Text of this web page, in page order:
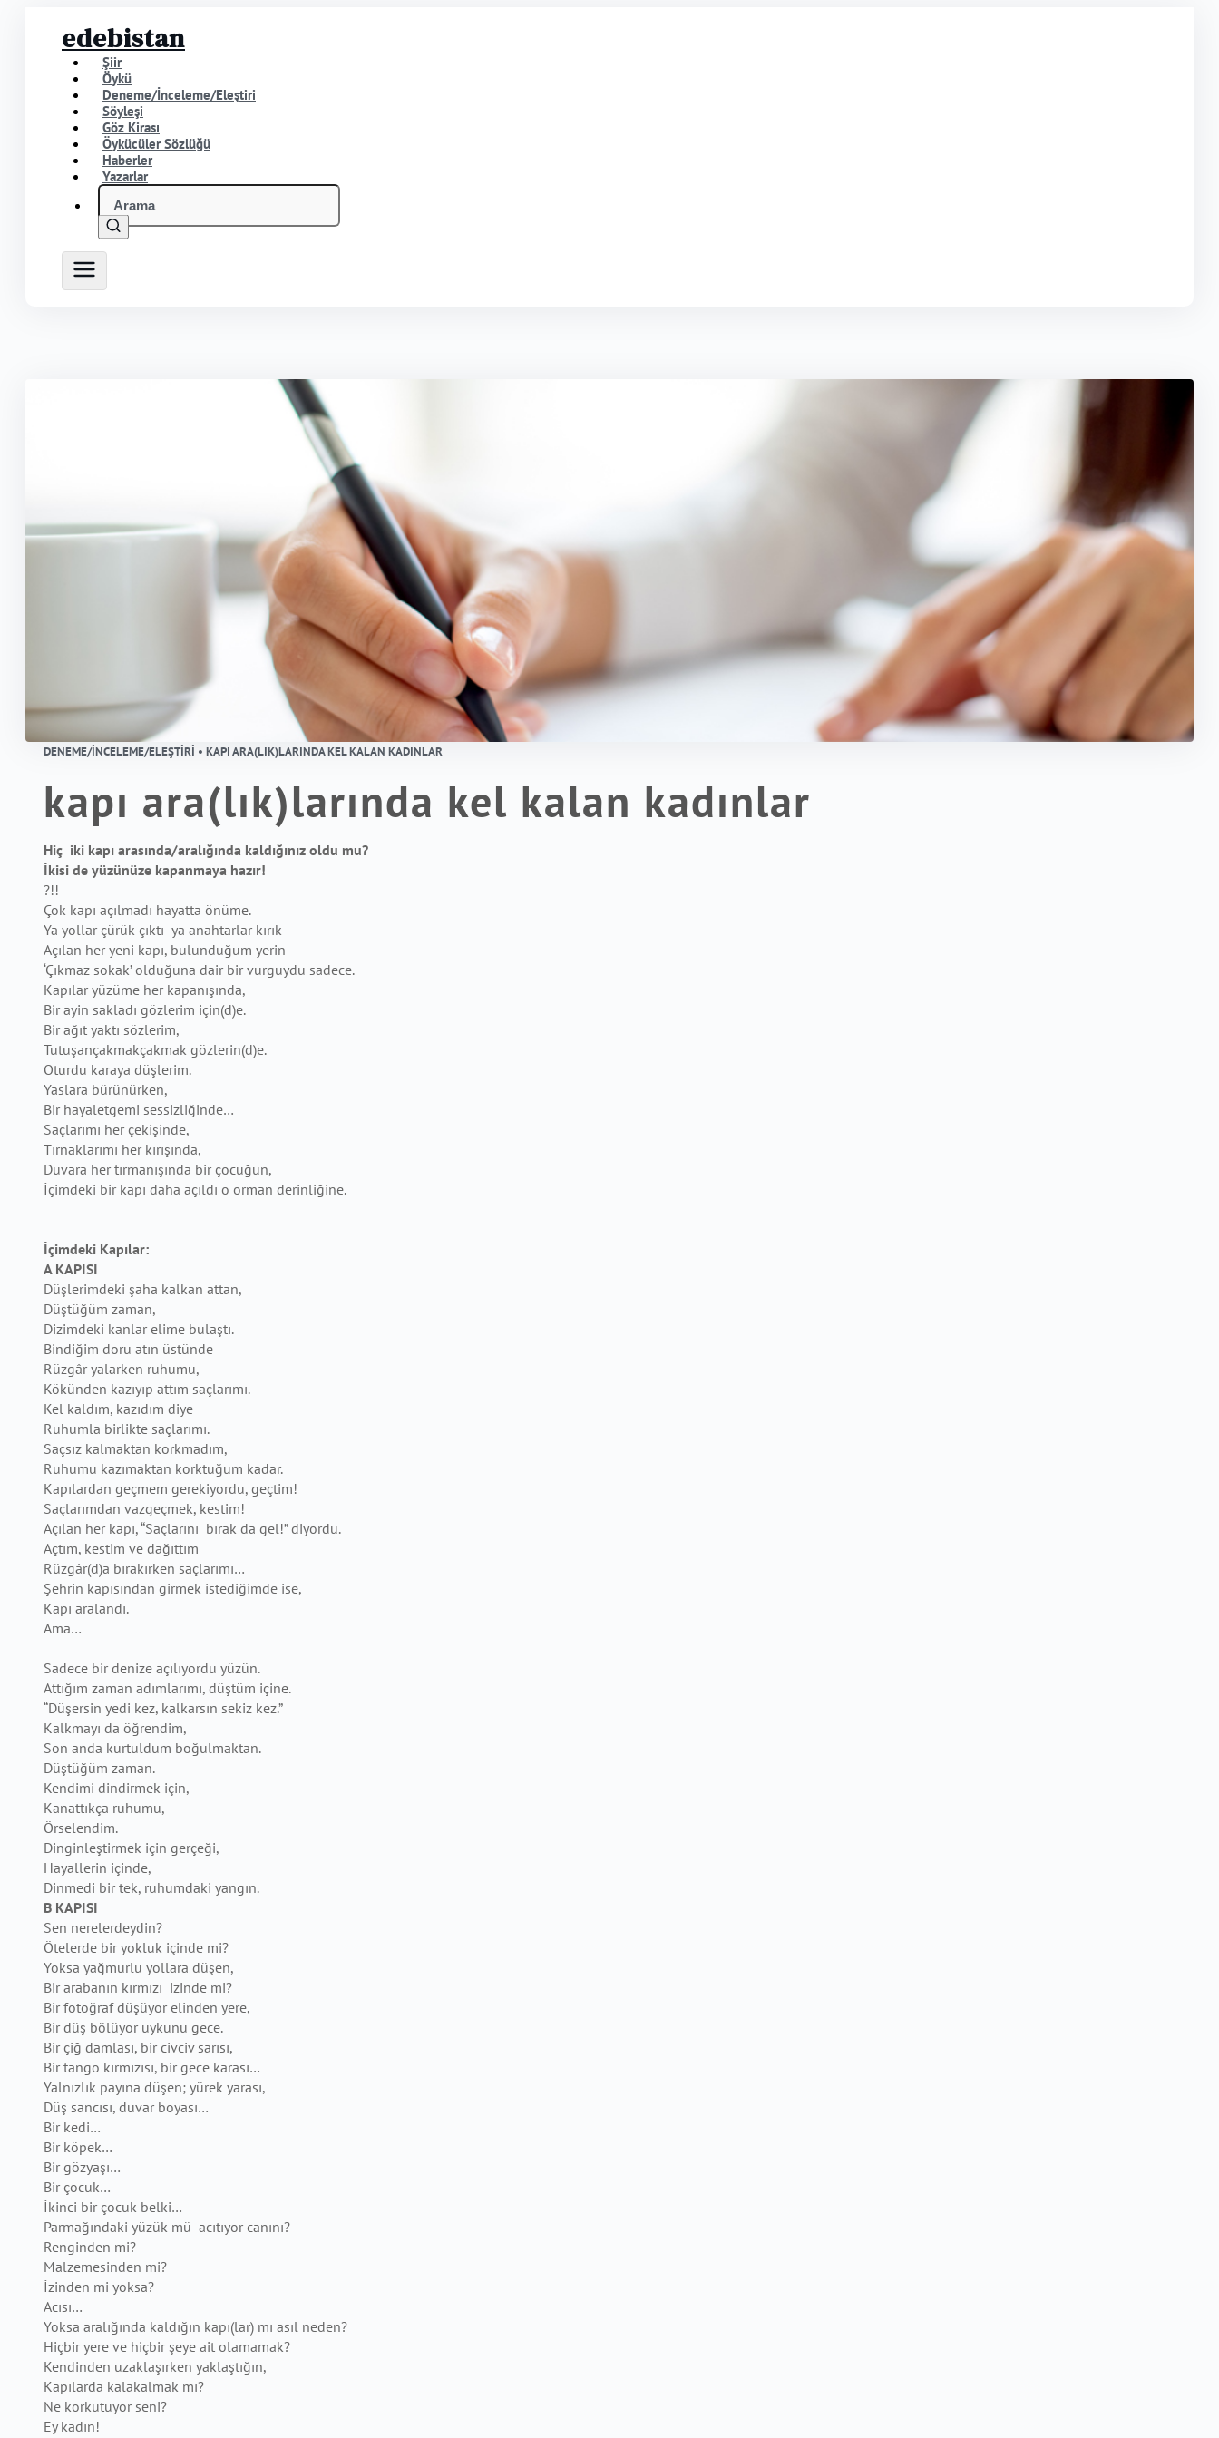
edebistan
Şiir
Öykü
Deneme/İnceleme/Eleştiri
Söyleşi
Göz Kirası
Öykücüler Sözlüğü
Haberler
Yazarlar
DENEME/İNCELEME/ELEŞTIRI • KAPI ARA(LIK)LARINDA KEL KALAN KADINLAR
kapı ara(lık)larında kel kalan kadınlar
Hiç iki kapı arasında/aralığında kaldığınız oldu mu?
İkisi de yüzünüze kapanmaya hazır!
?!!
Çok kapı açılmadı hayatta önüme.
Ya yollar çürük çıktı ya anahtarlar kırık
Açılan her yeni kapı, bulunduğum yerin
‘Çıkmaz sokak’ olduğuna dair bir vurguydu sadece.
Kapılar yüzüme her kapanışında,
Bir ayin sakladı gözlerim için(d)e.
Bir ağıt yaktı sözlerim,
Tutuşançakmakçakmak gözlerin(d)e.
Oturdu karaya düşlerim.
Yaslara bürünürken,
Bir hayaletgemi sessizliğinde…
Saçlarımı her çekişinde,
Tırnaklarımı her kırışında,
Duvara her tırmanışında bir çocuğun,
İçimdeki bir kapı daha açıldı o orman derinliğine.
İçimdeki Kapılar:
A KAPISI
Düşlerimdeki şaha kalkan attan,
Düştüğüm zaman,
Dizimdeki kanlar elime bulaştı.
Bindiğim doru atın üstünde
Rüzgâr yalarken ruhumu,
Kökünden kazıyıp attım saçlarımı.
Kel kaldım, kazıdım diye
Ruhumla birlikte saçlarımı.
Saçsız kalmaktan korkmadım,
Ruhumu kazımaktan korktuğum kadar.
Kapılardan geçmem gerekiyordu, geçtim!
Saçlarımdan vazgeçmek, kestim!
Açılan her kapı, “Saçlarını bırak da gel!” diyordu.
Açtım, kestim ve dağıttım
Rüzgâr(d)a bırakırken saçlarımı…
Şehrin kapısından girmek istediğimde ise,
Kapı aralandı.
Ama…
Sadece bir denize açılıyordu yüzün.
Attığım zaman adımlarımı, düştüm içine.
“Düşersin yedi kez, kalkarsın sekiz kez.”
Kalkmayı da öğrendim,
Son anda kurtuldum boğulmaktan.
Düştüğüm zaman.
Kendimi dindirmek için,
Kanattıkça ruhumu,
Örselendim.
Dinginleştirmek için gerçeği,
Hayallerin içinde,
Dinmedi bir tek, ruhumdaki yangın.
B KAPISI
Sen nerelerdeydin?
Ötelerde bir yokluk içinde mi?
Yoksa yağmurlu yollara düşen,
Bir arabanın kırmızı izinde mi?
Bir fotoğraf düşüyor elinden yere,
Bir düş bölüyor uykunu gece.
Bir çiğ damlası, bir civciv sarısı,
Bir tango kırmızısı, bir gece karası…
Yalnızlık payına düşen; yürek yarası,
Düş sancısı, duvar boyası…
Bir kedi…
Bir köpek…
Bir gözyaşı…
Bir çocuk…
İkinci bir çocuk belki…
Parmağındaki yüzük mü acıtıyor canını?
Renginden mi?
Malzemesinden mi?
İzinden mi yoksa?
Acısı…
Yoksa aralığında kaldığın kapı(lar) mı asıl neden?
Hiçbir yere ve hiçbir şeye ait olamamak?
Kendinden uzaklaşırken yaklaştığın,
Kapılarda kalakalmak mı?
Ne korkutuyor seni?
Ey kadın!